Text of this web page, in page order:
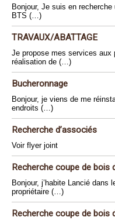
Bonjour, Je suis en recherche
BTS (…)
TRAVAUX/ABATTAGE
Je propose mes services aux
réalisation de (…)
Bucheronnage
Bonjour, je viens de me
endroits (…)
Recherche d’associés
Voir flyer joint
Recherche coupe de bois
Bonjour, j’habite Lancié dans
propriétaire (…)
Recherche coupe de bois